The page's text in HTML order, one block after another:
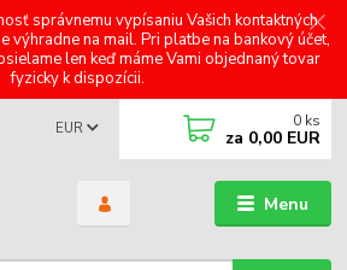
správnemu vypísaniu Vašich kontaktných
výhradne na mail. Pri platbe na bankový účet,
len keď máme Vami objednaný tovar
fyzicky k dispozícii.
Menu
EUR 0 ks
za 0,00 EUR